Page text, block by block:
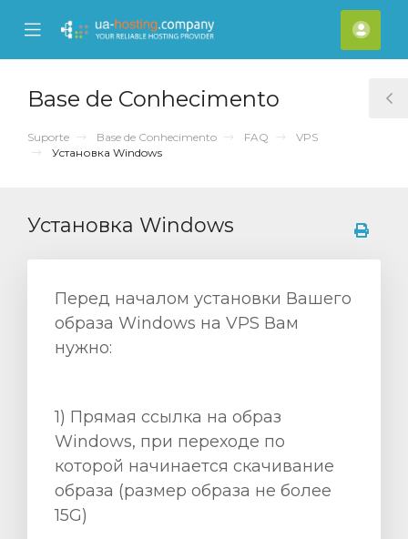
Mobile
Menu
Base de Conhecimento
Suporte Base de Conhecimento FAQ
VPS
Установка Windows
Установка Windows
Перед началом установки Вашего
образа Windows на VPS Вам
нужно:
1) Прямая ссылка на образ
Windows, при переходе по
которой начинается скачивание
образа (размер образа не более
15G)